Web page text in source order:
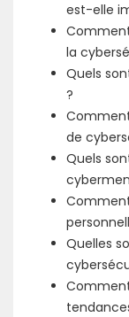
est-elle
la
Quels
?
de
Quels
Quelles